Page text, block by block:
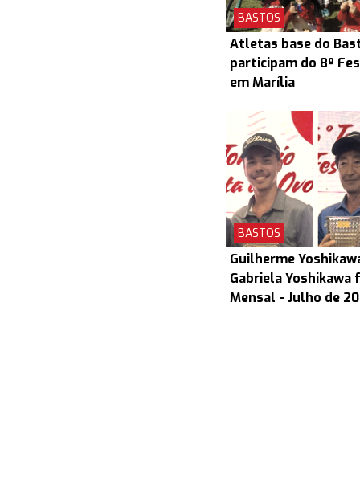
BASTOS
Atletas base do
participam do 8º
em Marília
BASTOS
Guilherme
Gabriela
Mensal - Julho de